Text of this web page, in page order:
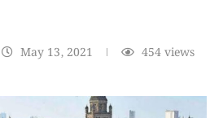
May 13, 2021 454views